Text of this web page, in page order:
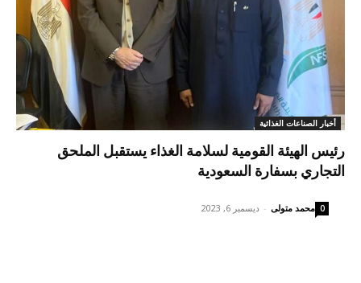
أخبار الصناعات الغذائية
رئيس الهيئة القومية لسلامة الغذاء يستقبل الملحق
التجاري بسفارة السعودية
محمد متولى - ديسمبر 6, 2023 0